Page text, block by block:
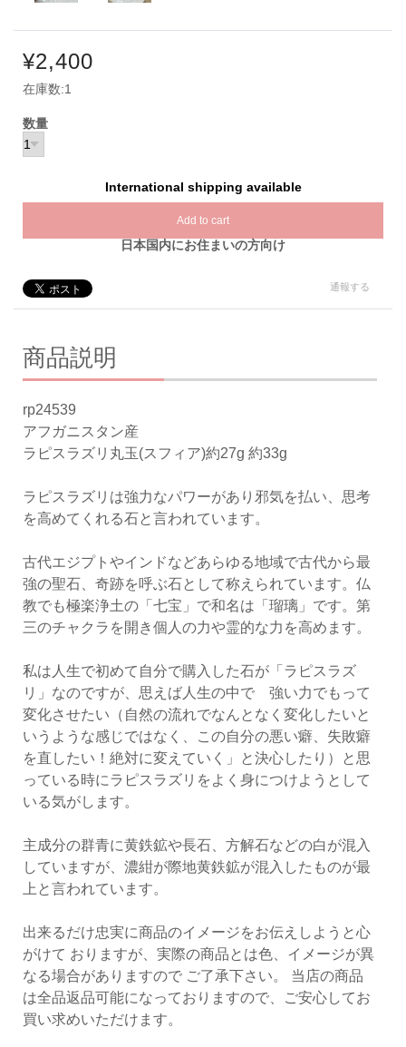
¥2,400
在庫数:1
数量
International shipping available
Add to cart
日本国内にお住まいの方向け
通報する
商品説明
rp24539
アフガニスタン産
ラピスラズリ丸玉(スフィア)約27g 約33g
ラピスラズリは強力なパワーがあり邪気を払い、思考
を高めてくれる石と言われています。
古代エジプトやインドなどあらゆる地域で古代から最
強の聖石、奇跡を呼ぶ石として称えられています。仏
教でも極楽浄土の「七宝」で和名は「瑠璃」です。第
三のチャクラを開き個人の力や霊的な力を高めます。
私は人生で初めて自分で購入した石が「ラピスラズ
リ」なのですが、思えば人生の中で 強い力でもって
変化させたい（自然の流れでなんとなく変化したいと
いうような感じではなく、この自分の悪い癖、失敗癖
を直したい！絶対に変えていく」と決心したり）と思
っている時にラピスラズリをよく身につけようとして
いる気がします。
主成分の群青に黄鉄鉱や長石、方解石などの白が混入
していますが、濃紺が際地黄鉄鉱が混入したものが最
上と言われています。
出来るだけ忠実に商品のイメージをお伝えしようと心
がけて おりますが、実際の商品とは色、イメージが異
なる場合がありますので ご了承下さい。 当店の商品
は全品返品可能になっておりますので、ご安心してお
買い求めいただけます。